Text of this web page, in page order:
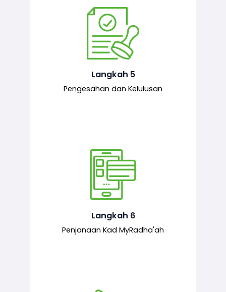
Langkah 5
Pengesahan dan Kelulusan
Pegawai pelulus menilai permohonan
dan memberi pengesahan serta
kelulusan akhir sekiranya semuanya
mematuhi syarat ditetapkan.
Langkah 6
Penjanaan Kad MyRadha'ah
Setelah permohonan diluluskan, kad
MyRadha’ah akan dijana.